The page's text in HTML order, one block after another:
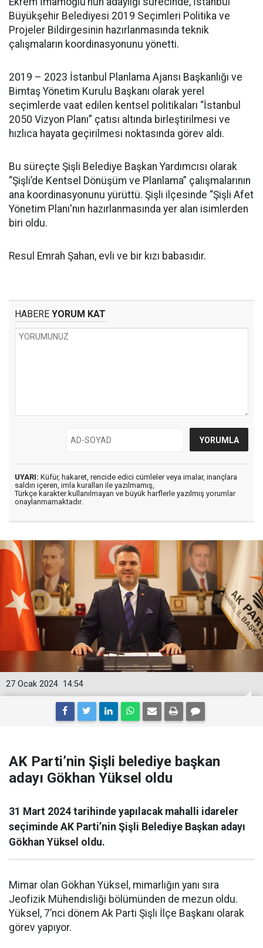
Büyükşehir Belediyesi 2019 Seçimleri Politika ve
Projeler Bildirgesinin hazırlanmasında teknik
çalışmaların koordinasyonunu yönetti.
2019 – 2023 İstanbul Planlama Ajansı Başkanlığı ve
Bimtaş Yönetim Kurulu Başkanı olarak yerel
seçimlerde vaat edilen kentsel politikaları “İstanbul
2050 Vizyon Planı” çatısı altında birleştirilmesi ve
hızlıca hayata geçirilmesi noktasında görev aldı.
Bu süreçte Şişli Belediye Başkan Yardımcısı olarak
“Şişli’de Kentsel Dönüşüm ve Planlama” çalışmalarının
ana koordinasyonunu yürüttü. Şişli ilçesinde “Şişli Afet
Yönetim Planı'nın hazırlanmasında yer alan isimlerden
biri oldu.
Resul Emrah Şahan, evli ve bir kızı babasıdır.
HABERE YORUM KAT
UYARI: Küfür, hakaret, rencide edici cümleler veya imalar, inançlara
saldırı içeren, imla kuralları ile yazılmamış,
Türkçe karakter kullanılmayan ve büyük harflerle yazılmış yorumlar
onaylanmamaktadır.
14:54
27 Ocak 2024
AK Parti’nin Şişli belediye başkan
adayı Gökhan Yüksel oldu
31 Mart 2024 tarihinde yapılacak mahalli idareler
seçiminde AK Parti’nin Şişli Belediye Başkan adayı
Gökhan Yüksel oldu.
Mimar olan Gökhan Yüksel, mimarlığın yanı sıra
Jeofizik Mühendisliği bölümünden de mezun oldu.
Yüksel, 7’nci dönem Ak Parti Şişli İlçe Başkanı olarak
görev yapıyor.